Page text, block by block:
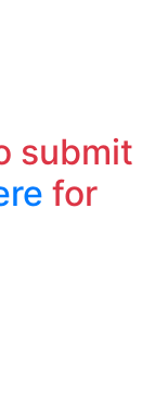
submit
for